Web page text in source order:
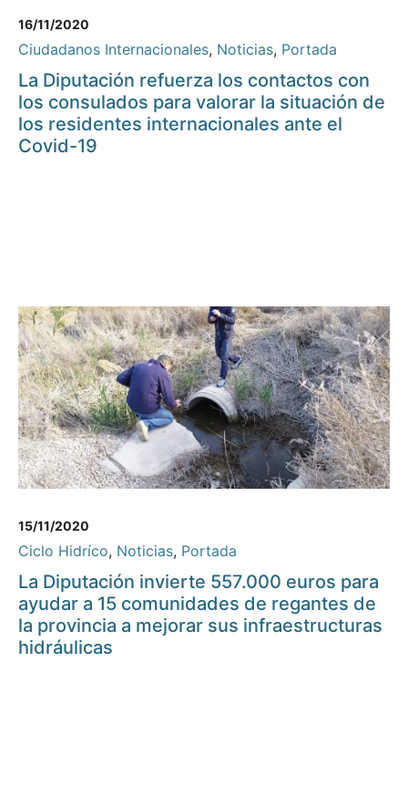
16/11/2020
Ciudadanos Internacionales, Noticias, Portada
La Diputación refuerza los contactos con
los consulados para valorar la situación de
los residentes internacionales ante el
Covid-19
15/11/2020
Ciclo Hidríco, Noticias, Portada
La Diputación invierte 557.000 euros para
ayudar a 15 comunidades de regantes de
la provincia a mejorar sus infraestructuras
hidráulicas